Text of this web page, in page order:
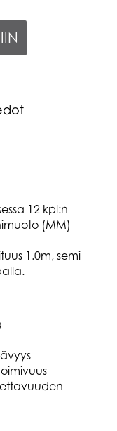
12 kpl:n
(MM)
1.0m, semi